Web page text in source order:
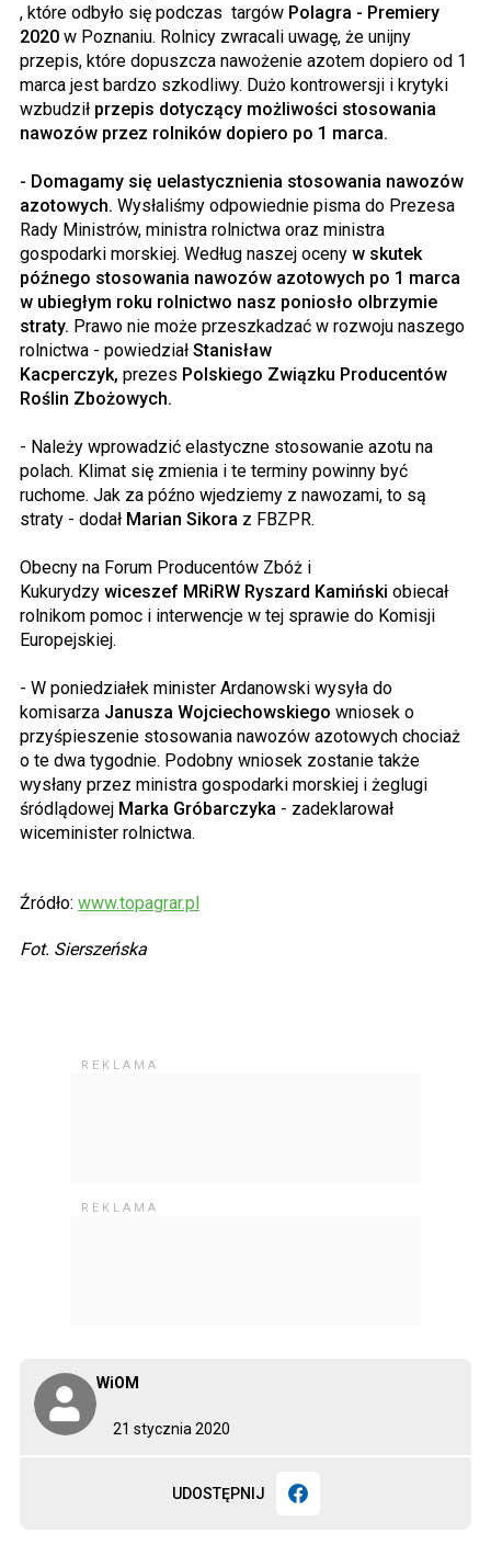
21 stycznia 2020
WiOM
UDOSTĘPNIJ
, które odbyło się podczas targów Polagra - Premiery
2020 w Poznaniu. Rolnicy zwracali uwagę, że unijny
przepis, które dopuszcza nawożenie azotem dopiero od 1
marca jest bardzo szkodliwy. Dużo kontrowersji i krytyki
wzbudził przepis dotyczący możliwości stosowania
nawozów przez rolników dopiero po 1 marca.
- Domagamy się uelastycznienia stosowania nawozów
azotowych. Wysłaliśmy odpowiednie pisma do Prezesa
Rady Ministrów, ministra rolnictwa oraz ministra
gospodarki morskiej. Według naszej oceny w skutek
późnego stosowania nawozów azotowych po 1 marca
w ubiegłym roku rolnictwo nasz poniosło olbrzymie
straty. Prawo nie może przeszkadzać w rozwoju naszego
rolnictwa - powiedział Stanisław
Kacperczyk, prezes Polskiego Związku Producentów
Roślin Zbożowych.
- Należy wprowadzić elastyczne stosowanie azotu na
polach. Klimat się zmienia i te terminy powinny być
ruchome. Jak za późno wjedziemy z nawozami, to są
straty - dodał Marian Sikora z FBZPR.
Obecny na Forum Producentów Zbóż i
Kukurydzy wiceszef MRiRW Ryszard Kamiński obiecał
rolnikom pomoc i interwencje w tej sprawie do Komisji
Europejskiej.
- W poniedziałek minister Ardanowski wysyła do
komisarza Janusza Wojciechowskiego wniosek o
przyśpieszenie stosowania nawozów azotowych chociaż
o te dwa tygodnie. Podobny wniosek zostanie także
wysłany przez ministra gospodarki morskiej i żeglugi
śródlądowej Marka Gróbarczyka - zadeklarował
wiceminister rolnictwa.
Źródło: www.topagrar.pl
Fot. Sierszeńska